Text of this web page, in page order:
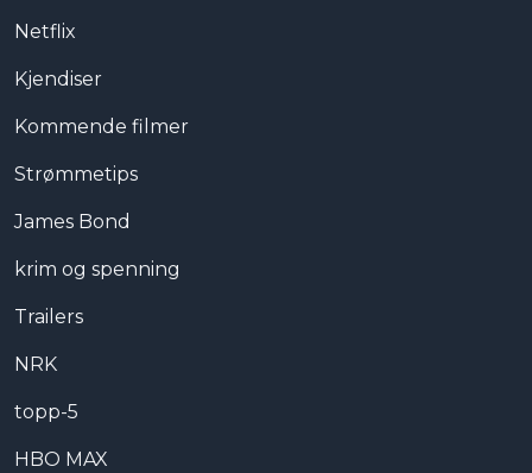
Netflix
Kjendiser
Kommende filmer
Strømmetips
James Bond
krim og spenning
Trailers
NRK
topp-5
HBO MAX